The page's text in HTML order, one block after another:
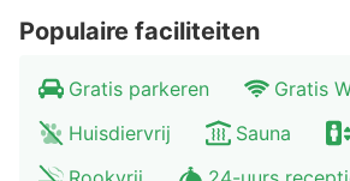
slechts 500 meter van het
300 meter van het schilderachtige
lokale museum op 200 meter
nabijgelegen kunstgalerie op 400
treinstation op slechts 600 meter en
Populaire faciliteiten
Gratis parkeren
Gratis
Huisdiervrij
Sauna